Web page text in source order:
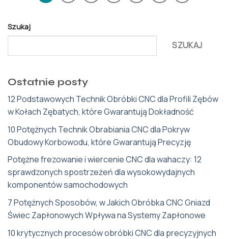
Szukaj
SZUKAJ
Ostatnie posty
12 Podstawowych Technik Obróbki CNC dla Profili Zębów
w Kołach Zębatych, które Gwarantują Dokładność
10 Potężnych Technik Obrabiania CNC dla Pokryw
Obudowy Korbowodu, które Gwarantują Precyzję
Potężne frezowanie i wiercenie CNC dla wahaczy: 12
sprawdzonych spostrzeżeń dla wysokowydajnych
komponentów samochodowych
7 Potężnych Sposobów, w Jakich Obróbka CNC Gniazd
Świec Zapłonowych Wpływa na Systemy Zapłonowe
10 krytycznych procesów obróbki CNC dla precyzyjnych